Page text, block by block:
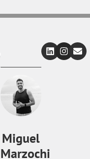
Miguel
Marzochi